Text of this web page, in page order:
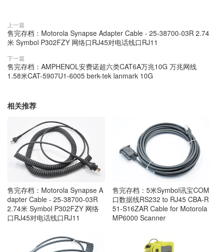
上一篇
售完存档：Motorola Synapse Adapter Cable - 25-38700-03R 2.74
米 Symbol P302FZY 网络口RJ45对电话线口RJ11
下一篇
售完存档：AMPHENOL安费诺超六类CAT6A万兆10G 万兆网线
1.58米CAT-5907U1-6005 berk-tek lanmark 10G
相关推荐
售完存档：Motorola Synapse A
dapter Cable - 25-38700-03R
2.74米 Symbol P302FZY 网络
口RJ45对电话线口RJ11
售完存档：5米Symbol讯宝COM
口数据线RS232 to RJ45 CBA-R
51-S16ZAR Cable for Motorola
MP6000 Scanner